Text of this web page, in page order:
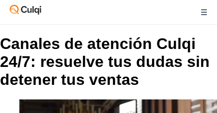
☰
Canales de atención Culqi
24/7: resuelve tus dudas sin
detener tus ventas